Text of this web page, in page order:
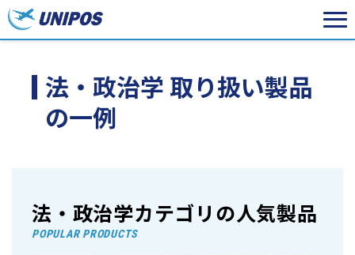
法・政治学 取り扱い製品
の一例
法・政治学カテゴリの人気製品
POPULAR PRODUCTS